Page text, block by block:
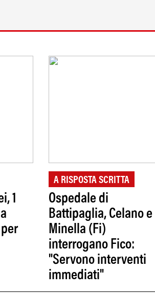
1
A RISPOSTA SCRITTA
Ospedale di
Battipaglia, Celano e
Minella (Fi)
interrogano Fico:
"Servono interventi
immediati"